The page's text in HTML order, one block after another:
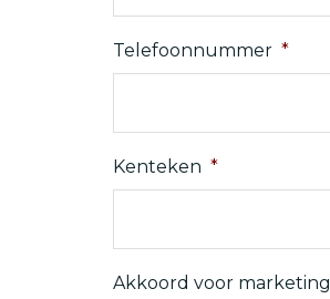
Telefoonnummer *
Kenteken *
Akkoord voor marketing